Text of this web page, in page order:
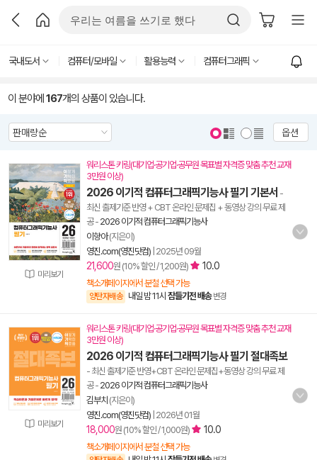
국내도서 컴퓨터/모바일 활용능력 컴퓨터그래픽
이 분야에 167개의 상품이 있습니다.
옵션
미리보기
워리스톤 키링(대기업·공기업·공무원 목표별 자격증 맞춤 추천 교재
3만원 이상)
2026 이기적 컴퓨터그래픽기능사 필기 기본서 -
최신 출제기준 반영 + CBT 온라인 문제집 + 동영상 강의 무료 제
공- 2026 이기적 컴퓨터그래픽기능사
이향아(지은이)
영진.com(영진닷컴) 2025년 09월
21,600원 (10% 할인 / 1,200원) 10.0
책소개페이지에서 분철 선택 가능
양탄자배송 내일 밤 11시 잠들기전 배송 변경
미리보기
워리스톤 키링(대기업·공기업·공무원 목표별 자격증 맞춤 추천 교재
3만원 이상)
2026 이기적 컴퓨터그래픽기능사 필기 절대족보
- 최신 출제기준 반영+CBT 온라인 문제집+동영상 강의 무료 제
공- 2026 이기적 컴퓨터그래픽기능사
김부치 (지은이)
영진.com(영진닷컴) 2026년 01월
18,000원 (10% 할인 / 1,000원) 10.0
책소개페이지에서 분철 선택 가능